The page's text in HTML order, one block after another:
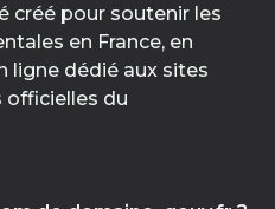
créé pour soutenir les
en France, en
ligne dédié aux sites
du